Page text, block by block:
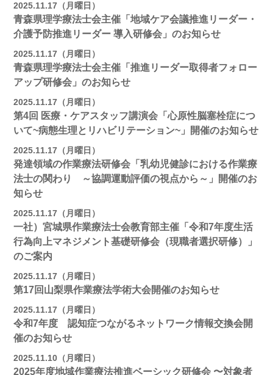
2025.11.17（月曜日）
青森県理学療法士会主催「地域ケア会議推進リーダー・
介護予防推進リーダー 導入研修会」のお知らせ
2025.11.17（月曜日）
青森県理学療法士会主催「推進リーダー取得者フォロー
アップ研修会」のお知らせ
2025.11.17（月曜日）
第4回 医療・ケアスタッフ講演会「心原性脳塞栓症につ
いて~病態生理とリハビリテーション~」開催のお知らせ
2025.11.17（月曜日）
発達領域の作業療法研修会「乳幼児健診における作業療
法士の関わり ～協調運動評価の視点から～」開催のお
知らせ
2025.11.17（月曜日）
一社）宮城県作業療法士会教育部主催「令和7年度生活
行為向上マネジメント基礎研修会（現職者選択研修）」
のご案内
2025.11.17（月曜日）
第17回山梨県作業療法学術大会開催のお知らせ
2025.11.17（月曜日）
令和7年度 認知症つながるネットワーク情報交換会開
催のお知らせ
2025.11.10（月曜日）
2025年度地域作業療法推進ベーシック研修会 〜対象者